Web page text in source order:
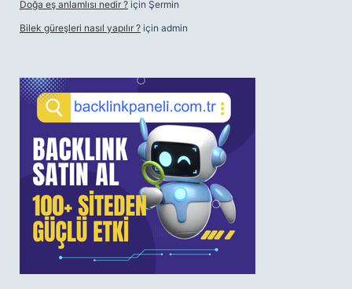
Doğa eş anlamlısı nedir ? için Şermin
Bilek güreşleri nasıl yapılır ? için admin